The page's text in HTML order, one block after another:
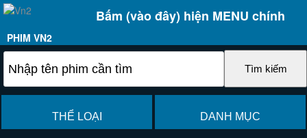
Bấm (vào đây) hiện MENU chính
PHIM VN2
THỂ LOẠI DANH MỤC